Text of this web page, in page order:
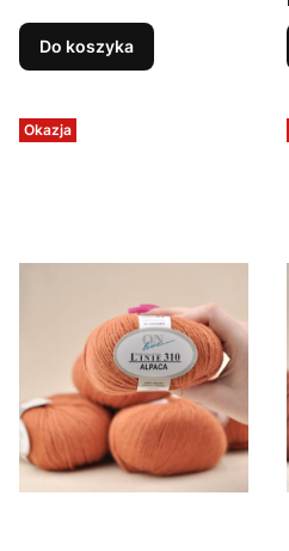
Do koszyka
Okazja